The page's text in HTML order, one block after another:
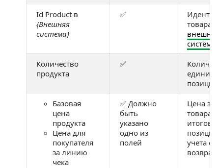
Id Product в
{Внешняя
система}
✅
товара
внешней
системе
Количество
продукта
✅
единиц
позиции
Базовая
цена
продукта
Цена для
покупателя
за линию
чека
✅ Должно
быть
указано
одно из
полей
Цена за
товара
позиции
учета